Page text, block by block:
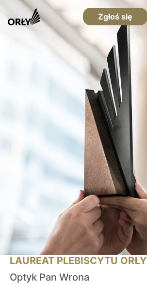
Zgłoś się
LAUREAT PLEBISCYTU ORŁY
Optyk Pan Wrona